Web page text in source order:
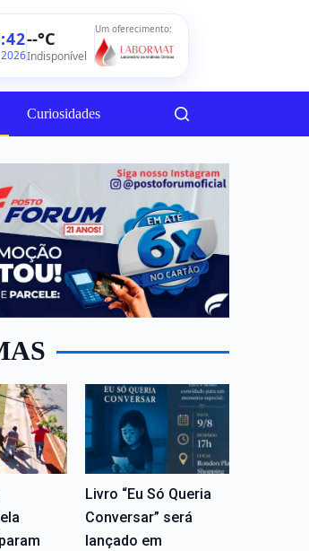
--°C
Indisponível
Um oferecimento:
Curiosidades
Livro “Eu Só Queria
Conversar” será
lançado em